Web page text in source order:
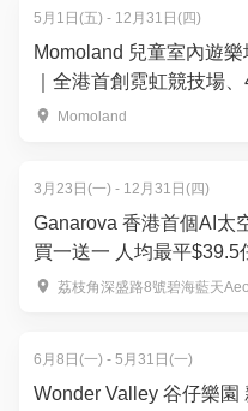
5月1日(五) - 12月31日(四)
Momoland 兒童室內遊
｜全港首創霓虹競技場
| 荃灣西店、北角店
Momoland
3月23日(一) - 12月31日(四)
Ganarova 香港首個AI太
買一送一 人均最平$39.5
空無重力世界｜荔枝角
荔枝角深盛路8號碧海藍天
6月8日(一) - 5月31日(一)
Wonder Valley 谷仔樂園